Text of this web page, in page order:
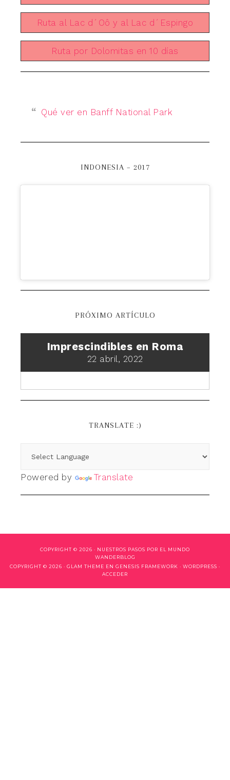
Ruta al Lac d´Oô y al Lac d´Espingo
Ruta por Dolomitas en 10 días
Qué ver en Banff National Park
INDONESIA – 2017
PRÓXIMO ARTÍCULO
Imprescindibles en Roma
22 abril, 2022
TRANSLATE :)
Powered by Translate
COPYRIGHT © 2026 · NUESTROS PASOS POR EL MUNDO
WANDERBLOG
COPYRIGHT © 2026 · GLAM THEME EN GENESIS FRAMEWORK · WORDPRESS ·
ACCEDER